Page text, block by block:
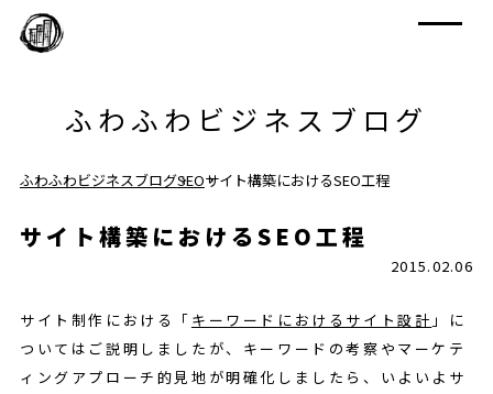
ふわふわビジネスブログ
ふわふわビジネスブログSEOサイト構築におけるSEO工程
サイト構築におけるSEO工程
2015.02.06
サイト制作における「 キーワードにおけるサイト設計 」に
ついてはご説明しましたが、キーワードの考察やマーケテ
ィングアプローチ的見地が明確化しましたら、いよいよサ